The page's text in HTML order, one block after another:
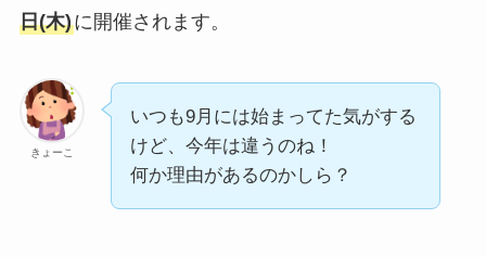
日(木)に開催されます。
きょーこ
いつも9月には始まってた気がする
けど、今年は違うのね！
何か理由があるのかしら？